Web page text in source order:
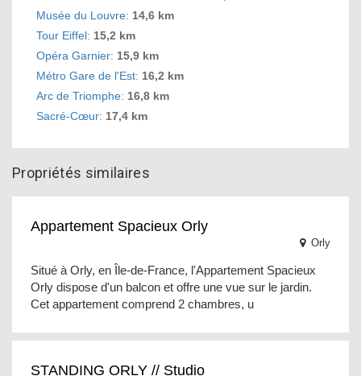
Musée du Louvre: 14,6 km
Tour Eiffel: 15,2 km
Opéra Garnier: 15,9 km
Métro Gare de l'Est: 16,2 km
Arc de Triomphe: 16,8 km
Sacré-Cœur: 17,4 km
Propriétés similaires
Appartement Spacieux Orly
Orly
Situé à Orly, en Île-de-France, l'Appartement Spacieux
Orly dispose d'un balcon et offre une vue sur le jardin.
Cet appartement comprend 2 chambres, u
STANDING ORLY // Studio